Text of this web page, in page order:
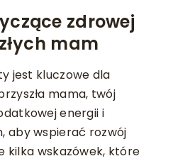
zdrowej
mam
jest kluczowe dla
mama, twój
energii i
aby wspierać rozwój
kilka wskazówek, które